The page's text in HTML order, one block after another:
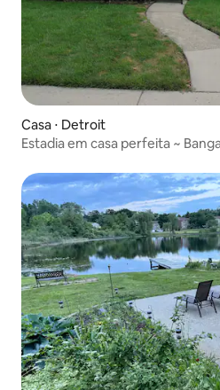
Casa ⋅ Detroit
Estadia em casa perfeita ~